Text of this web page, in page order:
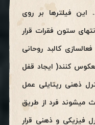
فیلترها بر روی
ستون فقرات قرار
کالبد روحانی
کنند( ایجاد قفل
ذهنی رپتایلی عمل
میشوند فرد از طریق
فیزیکی و ذهنی قرار